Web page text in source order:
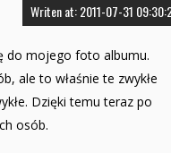
Writen at: 2011-07-31
do mojego foto albumu.
ale to właśnie te zwykłe
Dzięki temu teraz po
osób.